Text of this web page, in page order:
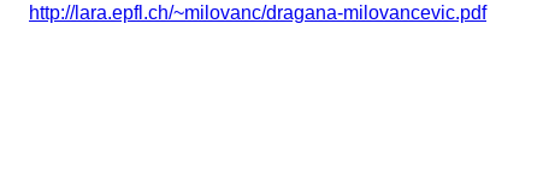
http://lara.epfl.ch/~milovanc/dragana-milovancevic.pdf